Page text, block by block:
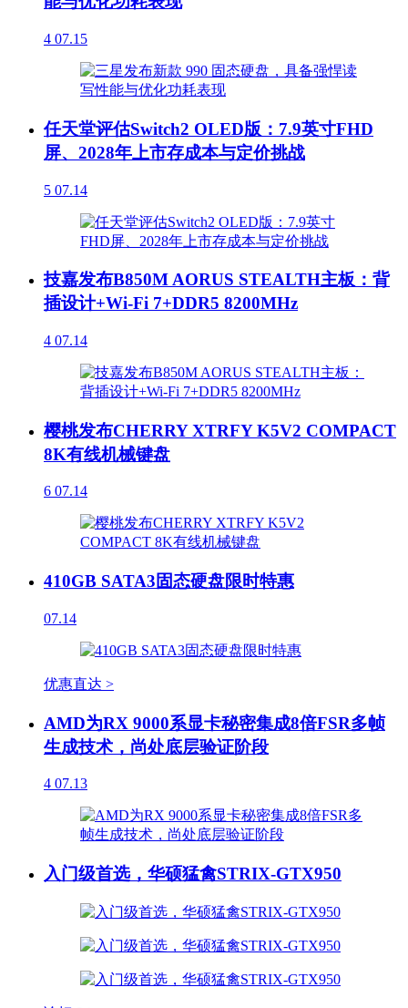
4 07.15
任天堂评估Switch2 OLED版：7.9英寸FHD
屏、2028年上市存成本与定价挑战
5 07.14
技嘉发布B850M AORUS STEALTH主板：背
插设计+Wi-Fi 7+DDR5 8200MHz
4 07.14
樱桃发布CHERRY XTRFY K5V2 COMPACT
8K有线机械键盘
6 07.14
410GB SATA3固态硬盘限时特惠
07.14
优惠直达 >
AMD为RX 9000系显卡秘密集成8倍FSR多帧
生成技术，尚处底层验证阶段
4 07.13
入门级首选，华硕猛禽STRIX-GTX950